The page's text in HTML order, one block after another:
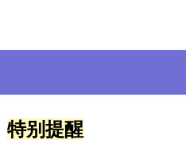
特别提醒